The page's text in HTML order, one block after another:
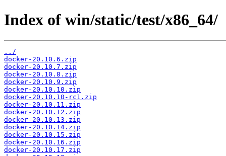
Index of win/static/test/x86_64/
../
docker-20.10.6.zip
docker-20.10.7.zip
docker-20.10.8.zip
docker-20.10.9.zip
docker-20.10.10.zip
docker-20.10.10-rc1.zip
docker-20.10.11.zip
docker-20.10.12.zip
docker-20.10.13.zip
docker-20.10.14.zip
docker-20.10.15.zip
docker-20.10.16.zip
docker-20.10.17.zip